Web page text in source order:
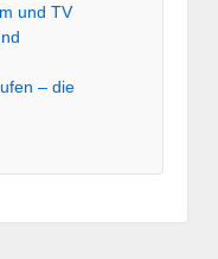
und TV
– die